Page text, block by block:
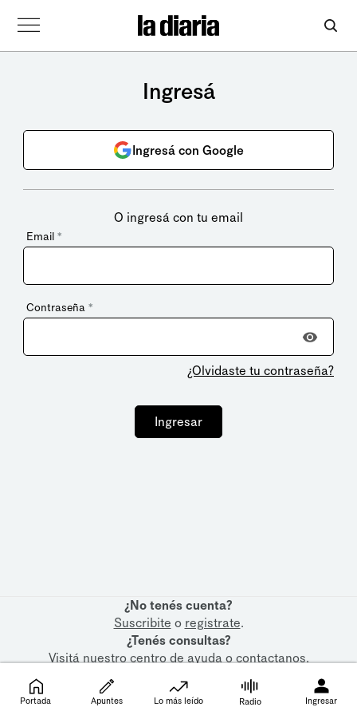
Ingresá
Ingresá con Google
O ingresá con tu email
Email *
Contraseña *
¿Olvidaste tu contraseña?
Ingresar
¿No tenés cuenta?
Suscribite o registrate.
¿Tenés consultas?
Visitá nuestrocentro de ayudaocontactanos.
Portada Apuntes Lo más leído Radio Ingresar